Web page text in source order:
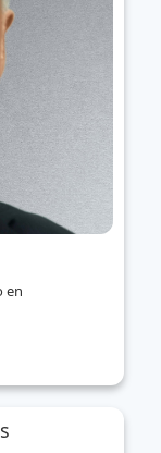
en